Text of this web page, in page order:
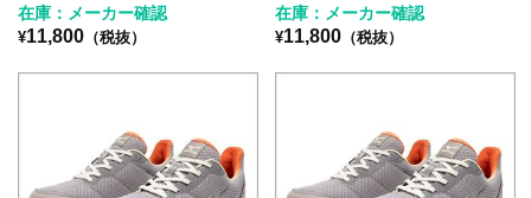
在庫：メーカー確認
¥11,800 （税抜）
在庫：メーカー確認
¥11,800 （税抜）